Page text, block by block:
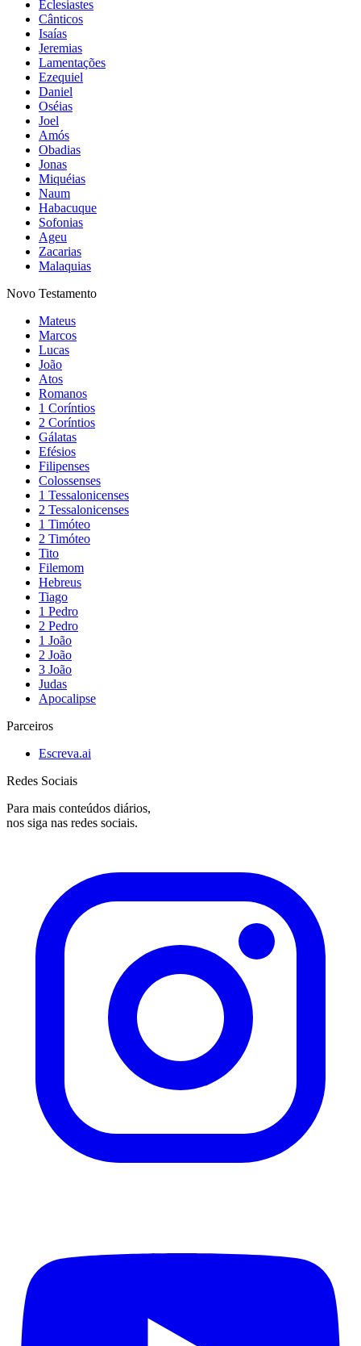
Eclesiastes
Cânticos
Isaías
Jeremias
Lamentações
Ezequiel
Daniel
Oséias
Joel
Amós
Obadias
Jonas
Miquéias
Naum
Habacuque
Sofonias
Ageu
Zacarias
Malaquias
Novo Testamento
Mateus
Marcos
Lucas
João
Atos
Romanos
1 Coríntios
2 Coríntios
Gálatas
Efésios
Filipenses
Colossenses
1 Tessalonicenses
2 Tessalonicenses
1 Timóteo
2 Timóteo
Tito
Filemom
Hebreus
Tiago
1 Pedro
2 Pedro
1 João
2 João
3 João
Judas
Apocalipse
Parceiros
Escreva.ai
Redes Sociais
Para mais conteúdos diários,
nos siga nas redes sociais.